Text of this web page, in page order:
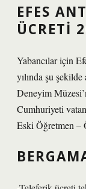
EFES
ÜCRETI
Yabancılar için
yılında şu
Deneyim
Cumhuriyeti
Eski Öğretmen –